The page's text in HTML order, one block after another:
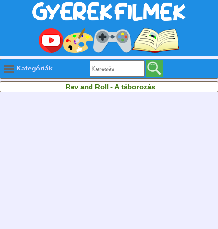
Kategóriák
Rev and Roll - A táborozás